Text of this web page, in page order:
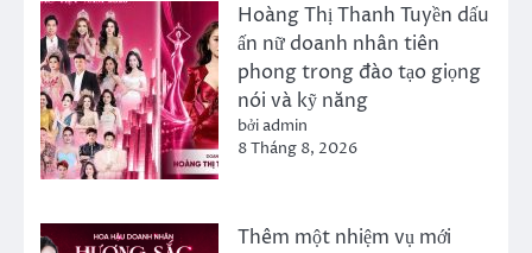
Hoàng Thị Thanh Tuyền dấu
ấn nữ doanh nhân tiên
phong trong đào tạo giọng
nói và kỹ năng
bởi admin
8 Tháng 8, 2026
Thêm một nhiệm vụ mới